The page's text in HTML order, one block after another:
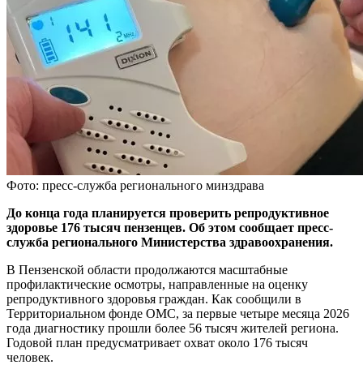
Фото: пресс-служба регионального минздрава
До конца года планируется проверить репродуктивное
здоровье 176 тысяч пензенцев. Об этом сообщает пресс-
служба регионального Министерства здравоохранения.
В Пензенской области продолжаются масштабные
профилактические осмотры, направленные на оценку
репродуктивного здоровья граждан. Как сообщили в
Территориальном фонде ОМС, за первые четыре месяца 2026
года диагностику прошли более 56 тысяч жителей региона.
Годовой план предусматривает охват около 176 тысяч
человек.